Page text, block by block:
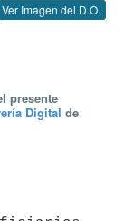
Ver Imagen del D.O.
presente
Digital de